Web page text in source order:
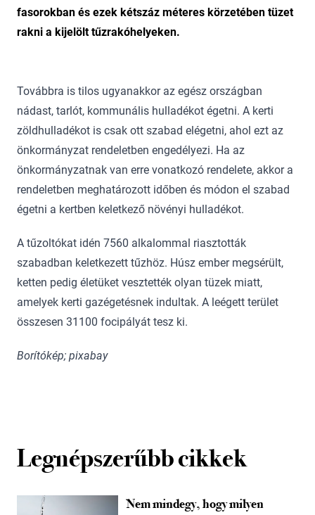
fasorokban és ezek kétszáz méteres körzetében tüzet
rakni a kijelölt tűzrakóhelyeken.
Továbbra is tilos ugyanakkor az egész országban
nádast, tarlót, kommunális hulladékot égetni. A kerti
zöldhulladékot is csak ott szabad elégetni, ahol ezt az
önkormányzat rendeletben engedélyezi. Ha az
önkormányzatnak van erre vonatkozó rendelete, akkor a
rendeletben meghatározott időben és módon el szabad
égetni a kertben keletkező növényi hulladékot.
A tűzoltókat idén 7560 alkalommal riasztották
szabadban keletkezett tűzhöz. Húsz ember megsérült,
ketten pedig életüket vesztették olyan tüzek miatt,
amelyek kerti gazégetésnek indultak. A leégett terület
összesen 31100 focipályát tesz ki.
Borítókép; pixabay
Legnépszerűbb cikkek
Nem mindegy, hogy milyen